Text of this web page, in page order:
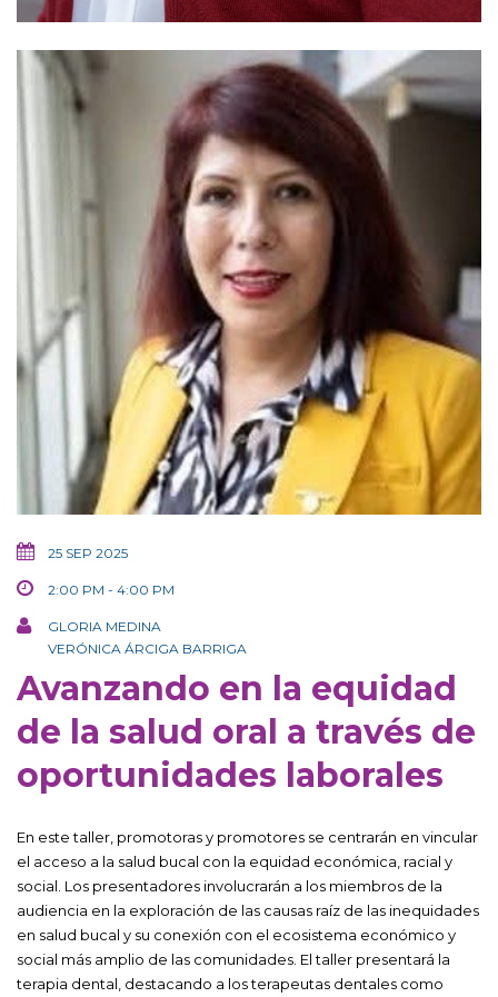
25 SEP 2025
2:00 PM - 4:00 PM
GLORIA MEDINA
VERÓNICA ÁRCIGA BARRIGA
Avanzando en la equidad
de la salud oral a través de
oportunidades laborales
En este taller, promotoras y promotores se centrarán en vincular
el acceso a la salud bucal con la equidad económica, racial y
social. Los presentadores involucrarán a los miembros de la
audiencia en la exploración de las causas raíz de las inequidades
en salud bucal y su conexión con el ecosistema económico y
social más amplio de las comunidades. El taller presentará la
terapia dental, destacando a los terapeutas dentales como